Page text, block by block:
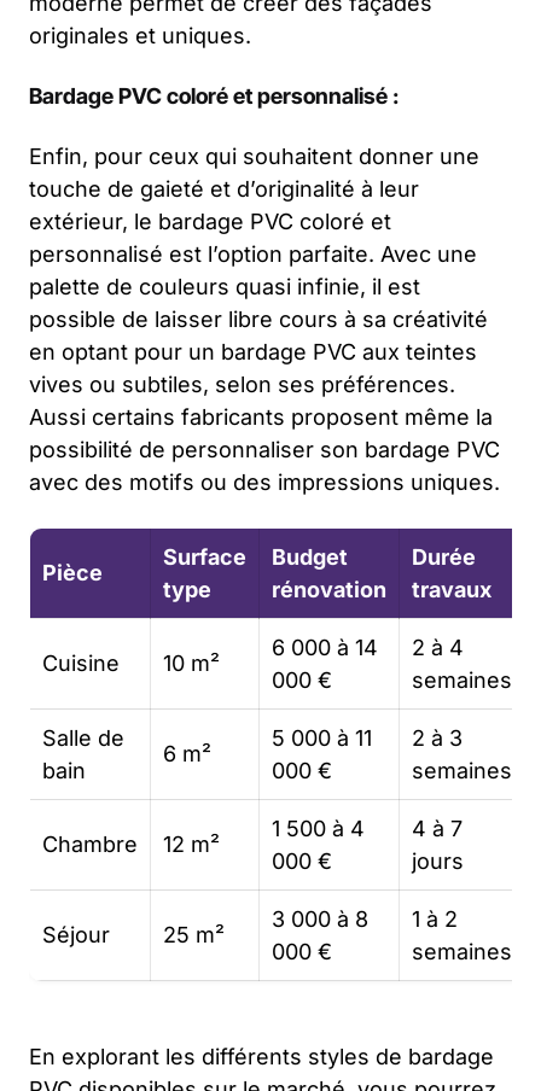
originales et uniques.
Bardage PVC coloré et personnalisé :
Enfin, pour ceux qui souhaitent donner une
touche de gaieté et d’originalité à leur
extérieur, le bardage PVC coloré et
personnalisé est l’option parfaite. Avec une
palette de couleurs quasi infinie, il est
possible de laisser libre cours à sa créativité
en optant pour un bardage PVC aux teintes
vives ou subtiles, selon ses préférences.
Aussi certains fabricants proposent même la
possibilité de personnaliser son bardage PVC
avec des motifs ou des impressions uniques.
Pièce
Surface
type
Budget
rénovation
Durée
travaux
Cuisine 10 m²
6 000 à 14
000 €
2 à 4
semaines
Salle de
bain
6 m²
5 000 à 11
000 €
2 à 3
semaines
Chambre 12 m²
1 500 à 4
000 €
4 à 7
jours
Séjour 25 m²
3 000 à 8
000 €
1 à 2
semaines
En explorant les différents styles de bardage